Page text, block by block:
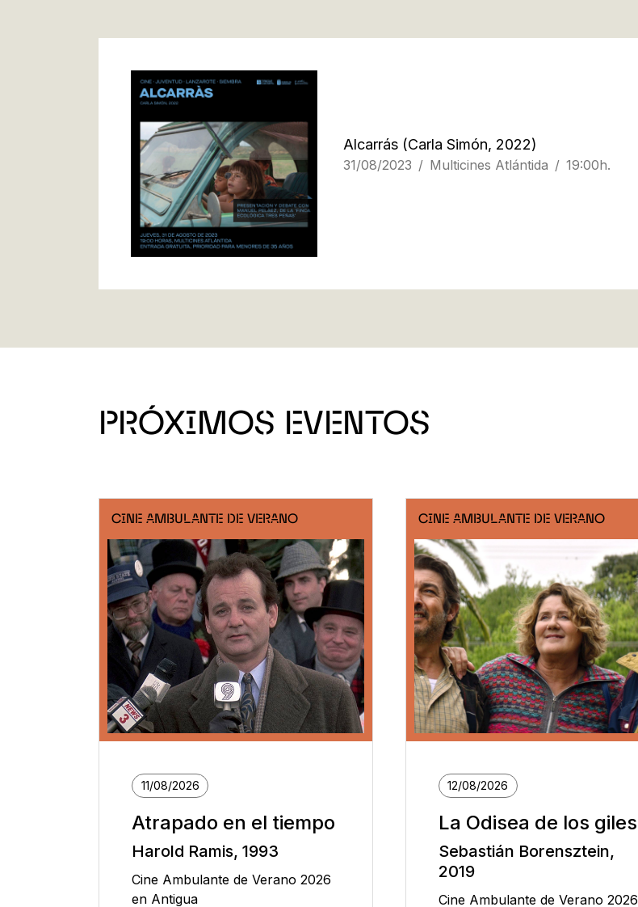
Alcarrás (Carla Simón, 2022)
31/08/2023 Multicines Atlántida 19:00h.
PRÓXIMOS EVENTOS
CINE AMBULANTE DE VERANO
11/08/2026
Atrapado en el tiempo
Harold Ramis, 1993
Cine Ambulante de Verano 2026
en Antigua
CINE AMBULANTE DE VERANO
12/08/2026
La Odisea de los giles
Sebastián Borensztein,
2019
Cine Ambulante de Verano 2026